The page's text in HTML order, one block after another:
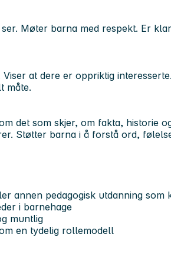
Møter barna med respekt. Er
at dere er oppriktig
måte.
det som skjer, om fakta, historie
Støtter barna i å forstå ord,
annen pedagogisk utdanning som
i barnehage
muntlig
en tydelig rollemodell